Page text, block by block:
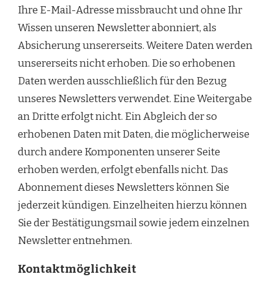
Ihre E-Mail-Adresse missbraucht und ohne Ihr
Wissen unseren Newsletter abonniert, als
Absicherung unsererseits. Weitere Daten werden
unsererseits nicht erhoben. Die so erhobenen
Daten werden ausschließlich für den Bezug
unseres Newsletters verwendet. Eine Weitergabe
an Dritte erfolgt nicht. Ein Abgleich der so
erhobenen Daten mit Daten, die möglicherweise
durch andere Komponenten unserer Seite
erhoben werden, erfolgt ebenfalls nicht. Das
Abonnement dieses Newsletters können Sie
jederzeit kündigen. Einzelheiten hierzu können
Sie der Bestätigungsmail sowie jedem einzelnen
Newsletter entnehmen.
Kontaktmöglichkeit